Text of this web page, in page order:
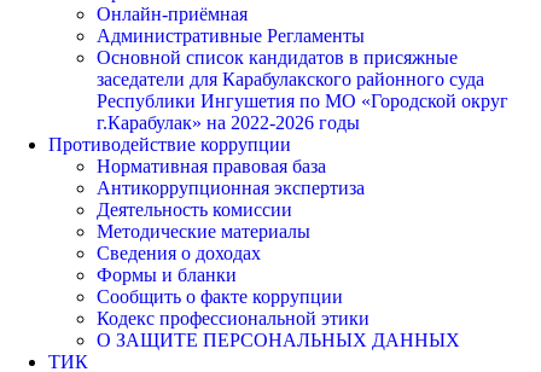
Онлайн-приёмная
Административные Регламенты
Основной список кандидатов в присяжные
заседатели для Карабулакского районного суда
Республики Ингушетия по МО «Городской округ
г.Карабулак» на 2022-2026 годы
Противодействие коррупции
Нормативная правовая база
Антикоррупционная экспертиза
Деятельность комиссии
Методические материалы
Сведения о доходах
Формы и бланки
Сообщить о факте коррупции
Кодекс профессиональной этики
О ЗАЩИТЕ ПЕРСОНАЛЬНЫХ ДАННЫХ
ТИК